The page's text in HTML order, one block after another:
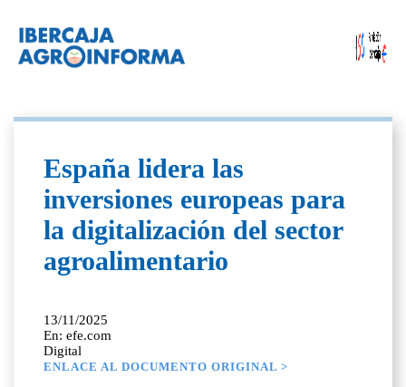
España lidera las
inversiones europeas para
la digitalización del sector
agroalimentario
13/11/2025
En: efe.com
Digital
ENLACE AL DOCUMENTO ORIGINAL >